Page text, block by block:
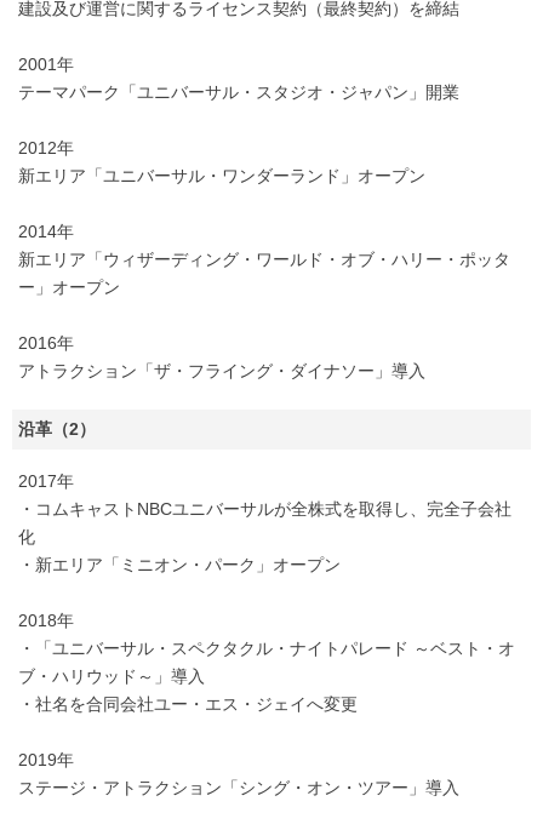
建設及び運営に関するライセンス契約（最終契約）を締結
2001年
テーマパーク「ユニバーサル・スタジオ・ジャパン」開業
2012年
新エリア「ユニバーサル・ワンダーランド」オープン
2014年
新エリア「ウィザーディング・ワールド・オブ・ハリー・ポッタ
ー」オープン
2016年
アトラクション「ザ・フライング・ダイナソー」導入
沿革（2）
2017年
・コムキャストNBCユニバーサルが全株式を取得し、完全子会社
化
・新エリア「ミニオン・パーク」オープン
2018年
・「ユニバーサル・スペクタクル・ナイトパレード ～ベスト・オ
ブ・ハリウッド～」導入
・社名を合同会社ユー・エス・ジェイへ変更
2019年
ステージ・アトラクション「シング・オン・ツアー」導入